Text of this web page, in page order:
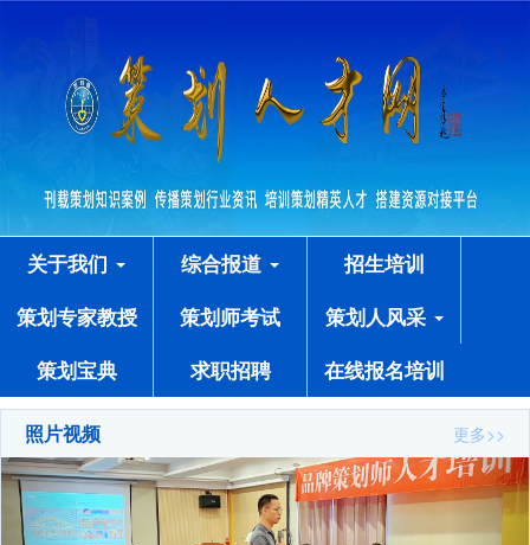
关于我们 综合报道
招生培训
策划专家教授
策划师考试
策划人风采
策划宝典
求职招聘 在线报名培训
照片视频
更多>>
Previous
Next